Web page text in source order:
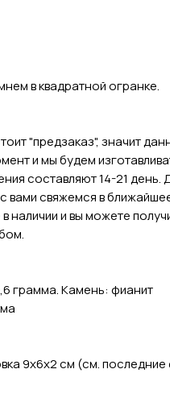
в квадратной огранке.
"предзаказ", значит
и мы будем
составляют 14-21 день.
вами свяжемся в
наличии и вы можете
грамма. Камень: фианит
9х6х2 см (см. последние